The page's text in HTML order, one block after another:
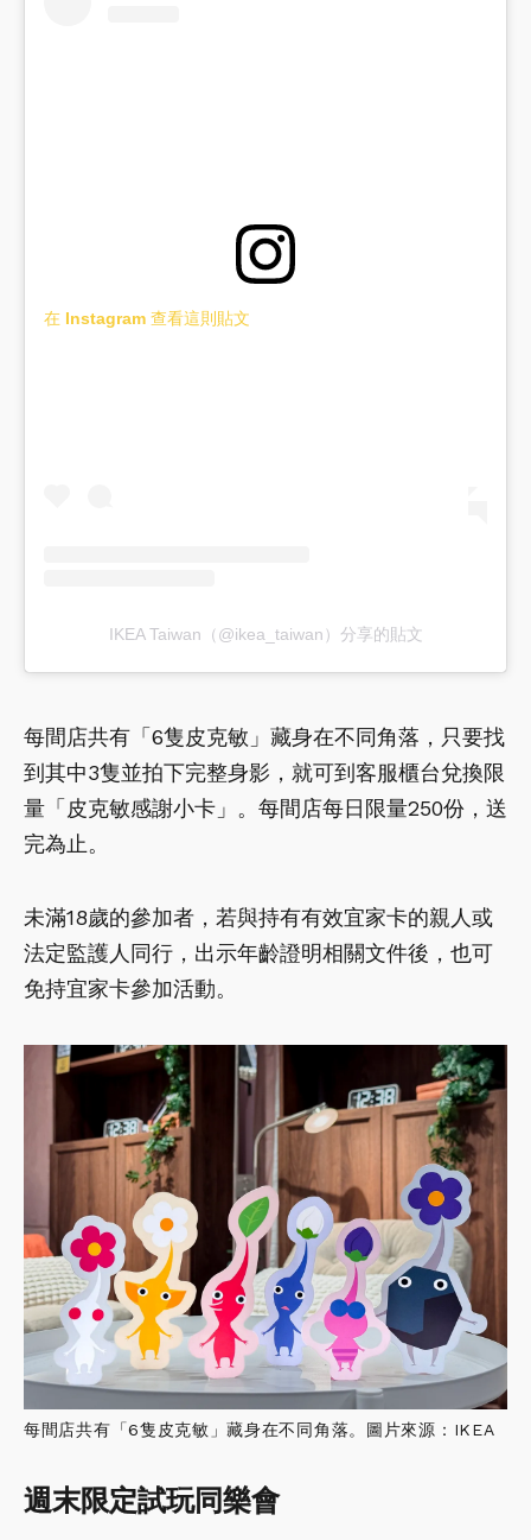
在 Instagram 查看這則貼文
IKEA Taiwan（@ikea_taiwan）分享的貼文
每間店共有「6隻皮克敏」藏身在不同角落，只要找
到其中3隻並拍下完整身影，就可到客服櫃台兌換限
量「皮克敏感謝小卡」。每間店每日限量250份，送
完為止。
未滿18歲的參加者，若與持有有效宜家卡的親人或
法定監護人同行，出示年齡證明相關文件後，也可
免持宜家卡參加活動。
每間店共有「6隻皮克敏」藏身在不同角落。圖片來源：IKEA
週末限定試玩同樂會